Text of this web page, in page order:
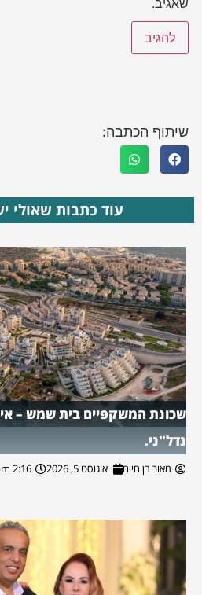
שאגיב.
שיתוף הכתבה:
עוד כתבות שאולי
שכונת המשקפיים בית שמש –
נדל"ני.
מאור בן חיים אוגוסט 5, 2026 2:16 pm